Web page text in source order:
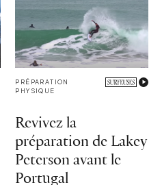
PRÉPARATION
PHYSIQUE
Revivez la
préparation de Lakey
Peterson avant le
Portugal